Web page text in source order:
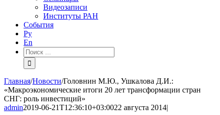
Видеозаписи
Институты РАН
События
Ру
En
Результат
поиска:
Главная/Новости/Головнин М.Ю., Ушкалова Д.И.:
«Макроэкономические итоги 20 лет трансформации стран
СНГ: роль инвестиций»
admin2019-06-21T12:36:10+03:0022 августа 2014|